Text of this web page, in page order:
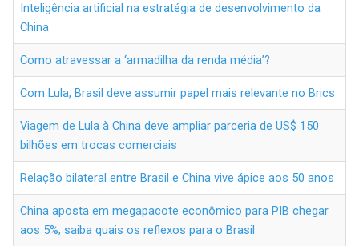
Inteligência artificial na estratégia de desenvolvimento da
China
Como atravessar a ‘armadilha da renda média’?
Com Lula, Brasil deve assumir papel mais relevante no Brics
Viagem de Lula à China deve ampliar parceria de US$ 150
bilhões em trocas comerciais
Relação bilateral entre Brasil e China vive ápice aos 50 anos
China aposta em megapacote econômico para PIB chegar
aos 5%; saiba quais os reflexos para o Brasil